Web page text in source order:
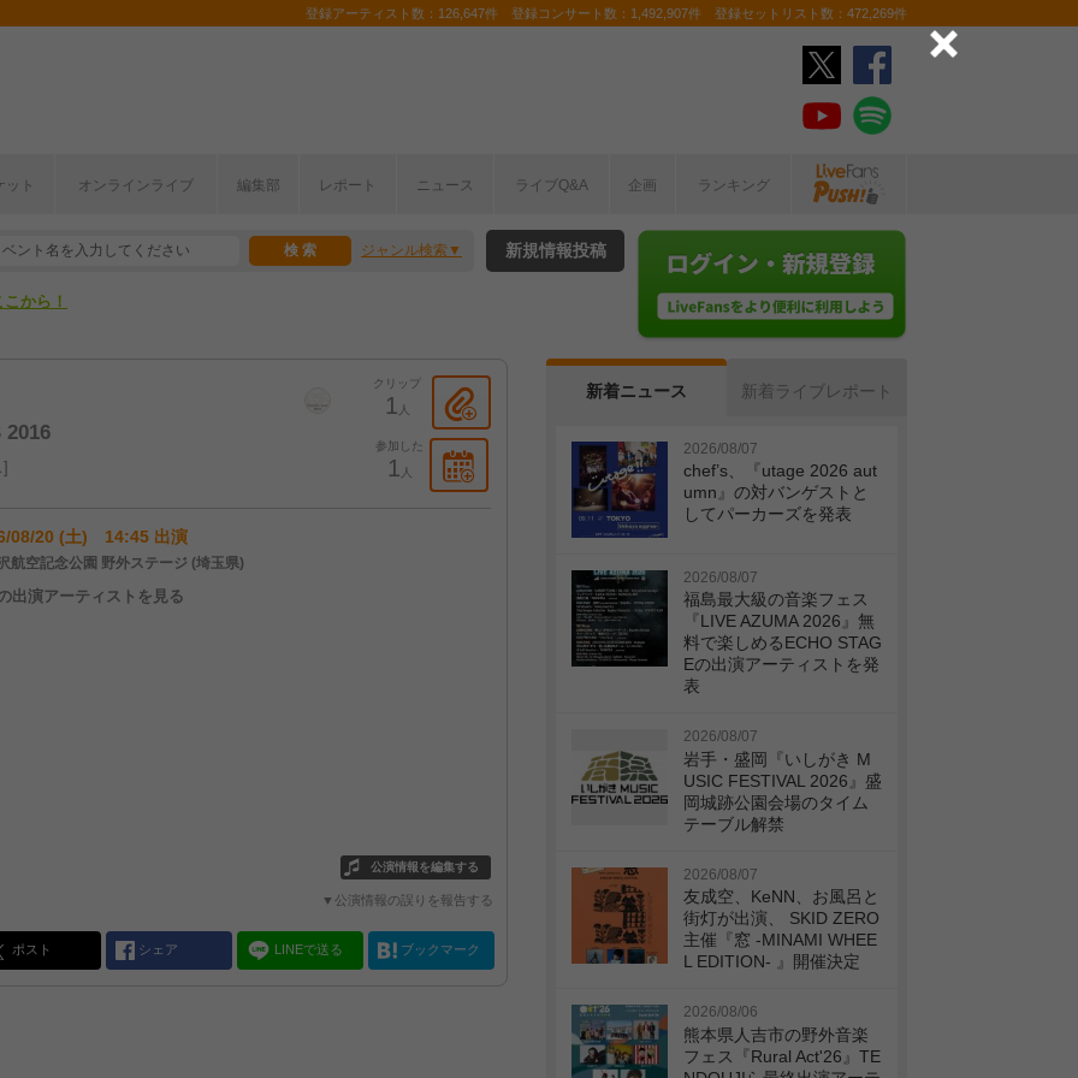
登録アーティスト数：126,647件 登録コンサート数：1,492,907件 登録セットリスト数：472,269件
ット オンラインライブ 編集部 レポート ニュース ライブQ&A 企画 ランキング
ジャンル検索
半期編発表！
から！
新規情報投稿
クリップ
1 人
参加した
1 人
08/20 (土) 14:45 出演
航空記念公園 野外ステージ (埼玉県)
出演アーティストを見る
公演情報を編集する
▼公演情報の誤りを報告する
ポスト シェア LINEで送る ブックマーク
新着ニュース 新着ライブレポート
2026/08/07
chef’s、『utage 2026 aut
umn』の対バンゲストと
してパーカーズを発表
2026/08/07
福島最大級の音楽フェス
『LIVE AZUMA 2026』無
料で楽しめるECHO STAG
Eの出演アーティストを発
表
2026/08/07
岩手・盛岡『いしがき M
USIC FESTIVAL 2026』盛
岡城跡公園会場のタイム
テーブル解禁
2026/08/07
友成空、KeNN、お風呂と
街灯が出演、 SKID ZERO
主催『窓 -MINAMI WHEE
L EDITION- 』開催決定
2026/08/06
熊本県人吉市の野外音楽
フェス『Rural Act'26』TE